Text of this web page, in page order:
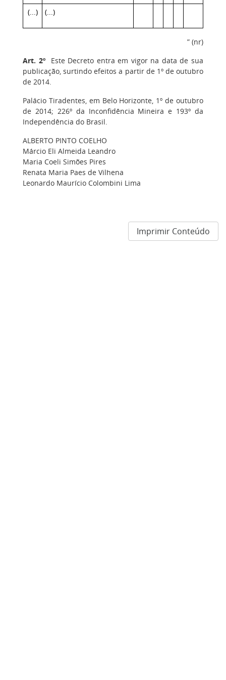
(...) (...)
” (nr)
Art. 2ºEste Decreto entra em vigor na data de sua
publicação, surtindo efeitos a partir de 1º de outubro
de 2014.
Palácio Tiradentes, em Belo Horizonte, 1º de outubro
de 2014; 226º da Inconfidência Mineira e 193º da
Independência do Brasil.
ALBERTO PINTO COELHO
Márcio Eli Almeida Leandro
Maria Coeli Simões Pires
Renata Maria Paes de Vilhena
Leonardo Maurício Colombini Lima
Imprimir Conteúdo